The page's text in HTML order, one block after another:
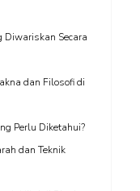
Diwariskan Secara
dan Filosofi di
Perlu Diketahui?
dan Teknik